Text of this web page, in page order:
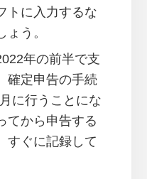
トに入力するな
う。
年の前半で支
確定申告の手続
に行うことにな
てから申告する
すぐに記録して